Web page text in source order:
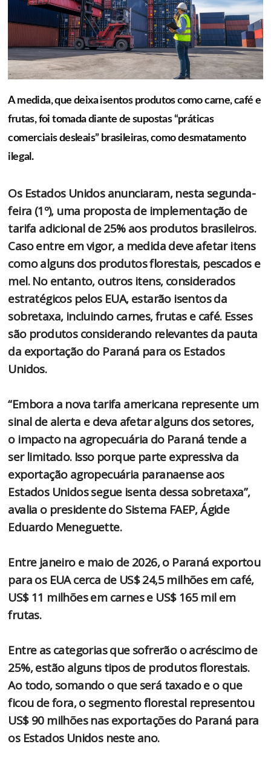
A medida, que deixa isentos produtos como carne, café e
frutas, foi tomada diante de supostas “práticas
comerciais desleais” brasileiras, como desmatamento
ilegal.
Os Estados Unidos anunciaram, nesta segunda-
feira (1º), uma proposta de implementação de
tarifa adicional de 25% aos produtos brasileiros.
Caso entre em vigor, a medida deve afetar itens
como alguns dos produtos florestais, pescados e
mel. No entanto, outros itens, considerados
estratégicos pelos EUA, estarão isentos da
sobretaxa, incluindo carnes, frutas e café. Esses
são produtos considerando relevantes da pauta
da exportação do Paraná para os Estados
Unidos.
“Embora a nova tarifa americana represente um
sinal de alerta e deva afetar alguns dos setores,
o impacto na agropecuária do Paraná tende a
ser limitado. Isso porque parte expressiva da
exportação agropecuária paranaense aos
Estados Unidos segue isenta dessa sobretaxa”,
avalia o presidente do Sistema FAEP, Ágide
Eduardo Meneguette.
Entre janeiro e maio de 2026, o Paraná exportou
para os EUA cerca de US$ 24,5 milhões em café,
US$ 11 milhões em carnes e US$ 165 mil em
frutas.
Entre as categorias que sofrerão o acréscimo de
25%, estão alguns tipos de produtos florestais.
Ao todo, somando o que será taxado e o que
ficou de fora, o segmento florestal representou
US$ 90 milhões nas exportações do Paraná para
os Estados Unidos neste ano.